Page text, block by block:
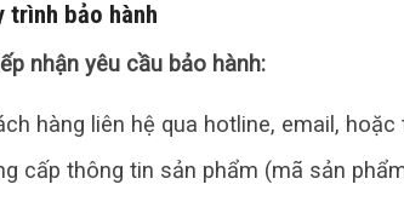
trình bảo hành
nhận yêu cầu bảo hành:
hàng liên hệ qua hotline, email,
cấp thông tin sản phẩm (mã sản